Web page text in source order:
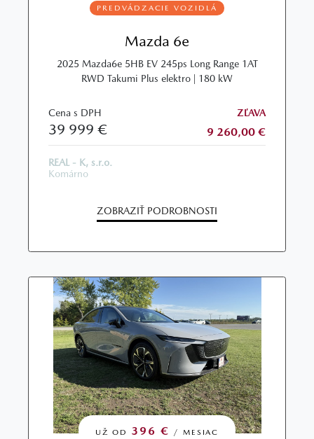
PREDVÁDZACIE VOZIDLÁ
Mazda 6e
2025 Mazda6e 5HB EV 245ps Long Range 1AT
RWD Takumi Plus elektro | 180 kW
Cena s DPH
39 999 €
ZĽAVA
9 260,00 €
REAL - K, s.r.o.
Komárno
ZOBRAZIŤ PODROBNOSTI
UŽ OD 396 € / MESIAC